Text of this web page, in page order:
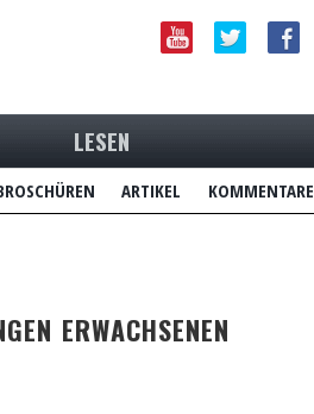
LESEN
ARTIKEL KOMMENTARE
ERWACHSENEN